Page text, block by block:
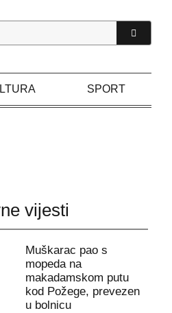
SPORT
vijesti
Muškarac pao s
mopeda na
makadamskom putu
kod Požege, prevezen
u bolnicu